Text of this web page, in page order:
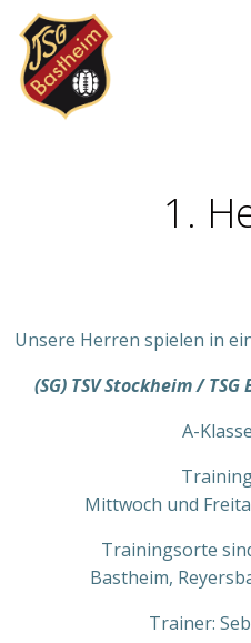
1.
Unsere Herren spielen in
(SG) TSV Stockheim /​
A-
Mittwoch und
Trainingsorte
Bastheim,
Trainer: